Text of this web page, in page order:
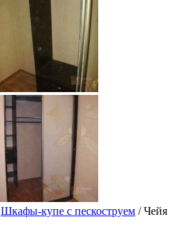
Шкафы-купе с пескоструем / Чейя